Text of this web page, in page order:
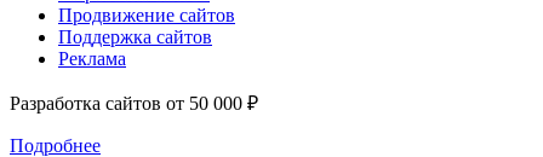
Продвижение сайтов
Поддержка сайтов
Реклама
Разработка сайтов от 50 000 ₽
Подробнее